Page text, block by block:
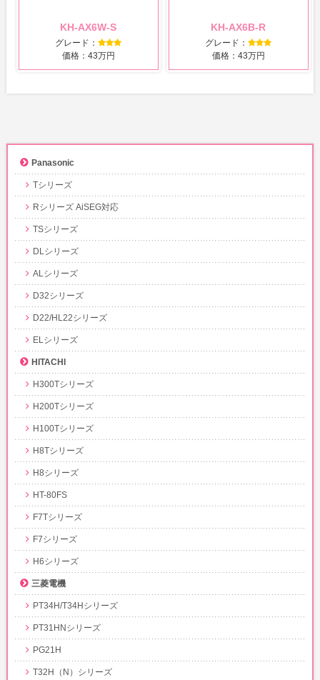
KH-AX6W-S
グレード：
価格：43万円
KH-AX6B-R
グレード：
価格：43万円
Panasonic
Tシリーズ
Rシリーズ AiSEG対応
TSシリーズ
DLシリーズ
ALシリーズ
D32シリーズ
D22/HL22シリーズ
ELシリーズ
HITACHI
H300Tシリーズ
H200Tシリーズ
H100Tシリーズ
H8Tシリーズ
H8シリーズ
HT-80FS
F7Tシリーズ
F7シリーズ
H6シリーズ
三菱電機
PT34H/T34Hシリーズ
PT31HNシリーズ
PG21H
T32H（N）シリーズ